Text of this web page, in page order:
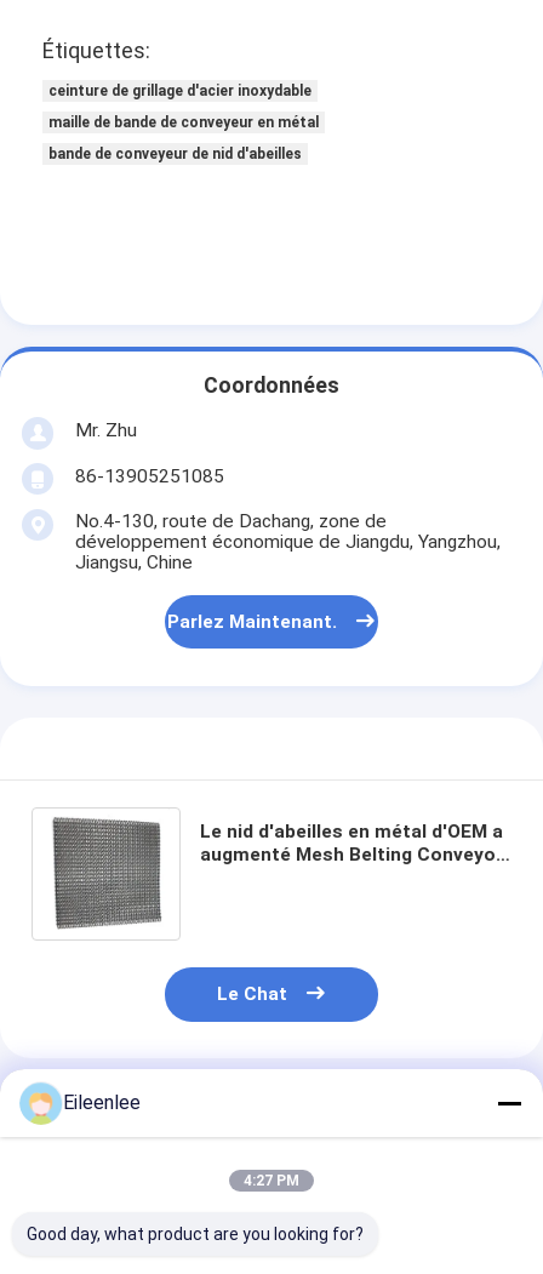
Étiquettes:
ceinture de grillage d'acier inoxydable
maille de bande de conveyeur en métal
bande de conveyeur de nid d'abeilles
Coordonnées
Mr. Zhu
86-13905251085
No.4-130, route de Dachang, zone de
développement économique de Jiangdu, Yangzhou,
Jiangsu, Chine
Parlez Maintenant.
Le nid d'abeilles en métal d'OEM a
augmenté Mesh Belting Conveyor
Le Chat
Produits Recommandés
Eileenlee
4:27 PM
Good day, what product are you looking for?